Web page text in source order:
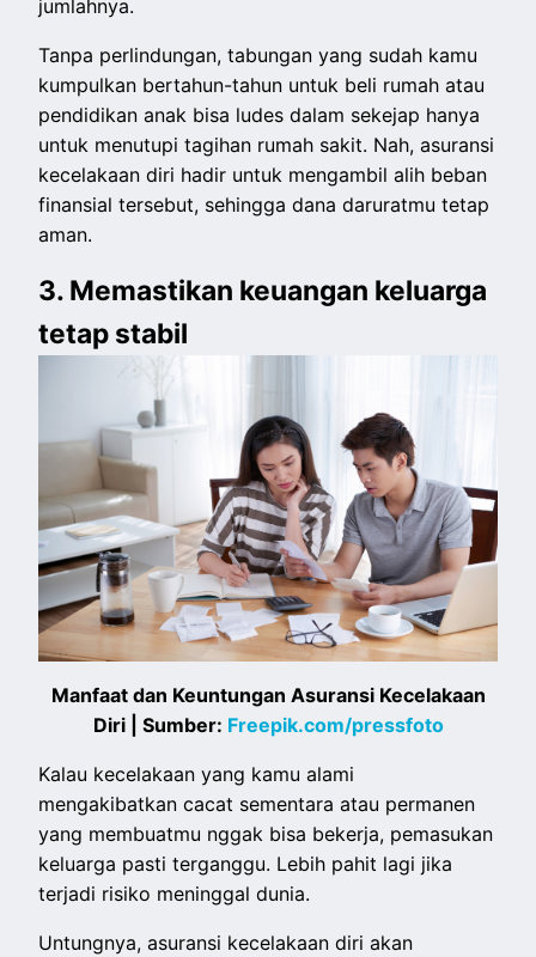
jumlahnya.
Tanpa perlindungan, tabungan yang sudah kamu
kumpulkan bertahun-tahun untuk beli rumah atau
pendidikan anak bisa ludes dalam sekejap hanya
untuk menutupi tagihan rumah sakit. Nah, asuransi
kecelakaan diri hadir untuk mengambil alih beban
finansial tersebut, sehingga dana daruratmu tetap
aman.
3. Memastikan keuangan keluarga
tetap stabil
Manfaat dan Keuntungan Asuransi Kecelakaan
Diri | Sumber: Freepik.com/pressfoto
Kalau kecelakaan yang kamu alami
mengakibatkan cacat sementara atau permanen
yang membuatmu nggak bisa bekerja, pemasukan
keluarga pasti terganggu. Lebih pahit lagi jika
terjadi risiko meninggal dunia.
Untungnya, asuransi kecelakaan diri akan